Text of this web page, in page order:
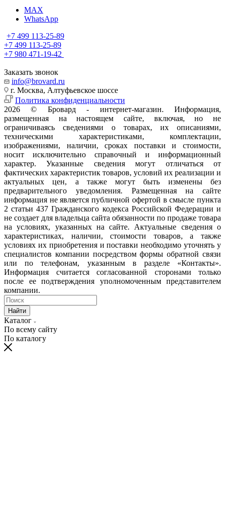
MAX
WhatsApp
+7 499 113-25-89
+7 499 113-25-89
+7 980 471-19-42
Заказать звонок
info@brovard.ru
г. Москва, Алтуфьевское шоссе
Политика конфиденциальности
2026 © Бровард - интернет-магазин. Информация,
размещенная на настоящем сайте, включая, но не
ограничиваясь сведениями о товарах, их описаниями,
техническими характеристиками, комплектации,
изображениями, наличии, сроках поставки и стоимости,
носит исключительно справочный и информационный
характер. Указанные сведения могут отличаться от
фактических характеристик товаров, условий их реализации и
актуальных цен, а также могут быть изменены без
предварительного уведомления. Размещенная на сайте
информация не является публичной офертой в смысле пункта
2 статьи 437 Гражданского кодекса Российской Федерации и
не создает для владельца сайта обязанности по продаже товара
на условиях, указанных на сайте. Актуальные сведения о
характеристиках, наличии, стоимости товаров, а также
условиях их приобретения и поставки необходимо уточнять у
специалистов компании посредством формы обратной связи
или по телефонам, указанным в разделе «Контакты».
Информация считается согласованной сторонами только
после ее подтверждения уполномоченным представителем
компании.
Найти
Каталог
По всему сайту
По каталогу